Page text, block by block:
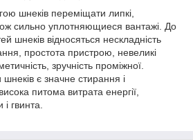
шнеків переміщати липкі,
сильно уплотняющиеся вантажі. До
шнеків відносяться нескладність
простота пристрою, невеликі
зручність проміжної.
є значне стирання і
питома витрата енергії,
гвинта.